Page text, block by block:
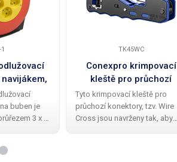
buben je
3 x 1
a pro
TK45WC
Conexpro krimpovací
kleště pro průchozí
konektory RJ45, Wire
Cross
Tyto krimpovací kleště pro
průchozí konektory, tzv. Wire
Cross jsou navrženy tak, aby